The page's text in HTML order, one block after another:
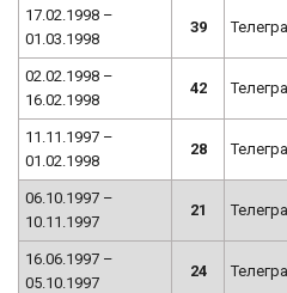
17.02.1998 –
01.03.1998
39
02.02.1998 –
16.02.1998
42
11.11.1997 –
01.02.1998
28
06.10.1997 –
10.11.1997
21
16.06.1997 –
05.10.1997
24